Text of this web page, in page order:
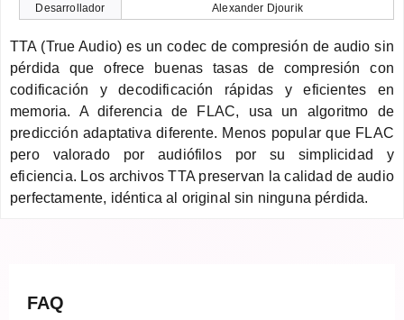
Desarrollador
Alexander Djourik
TTA (True Audio) es un codec de compresión de audio sin
pérdida que ofrece buenas tasas de compresión con
codificación y decodificación rápidas y eficientes en
memoria. A diferencia de FLAC, usa un algoritmo de
predicción adaptativa diferente. Menos popular que FLAC
pero valorado por audiófilos por su simplicidad y
eficiencia. Los archivos TTA preservan la calidad de audio
perfectamente, idéntica al original sin ninguna pérdida.
FAQ